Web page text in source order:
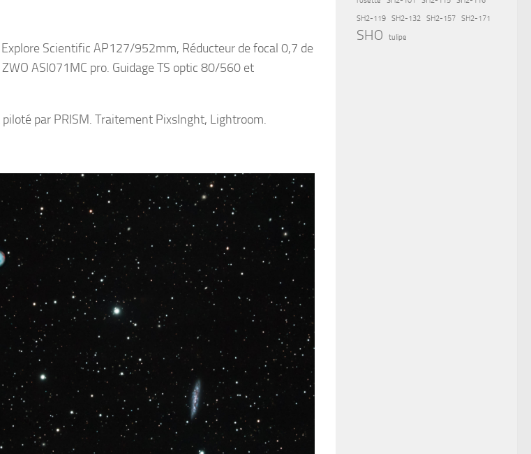
Scientific AP127/952mm, Réducteur de focal 0,7 de
ASI071MC pro. Guidage TS optic 80/560 et
par PRISM. Traitement PixsInght, Lightroom.
SH2-119
SH2-132 SH2-157 SH2-171
SHO tulipe